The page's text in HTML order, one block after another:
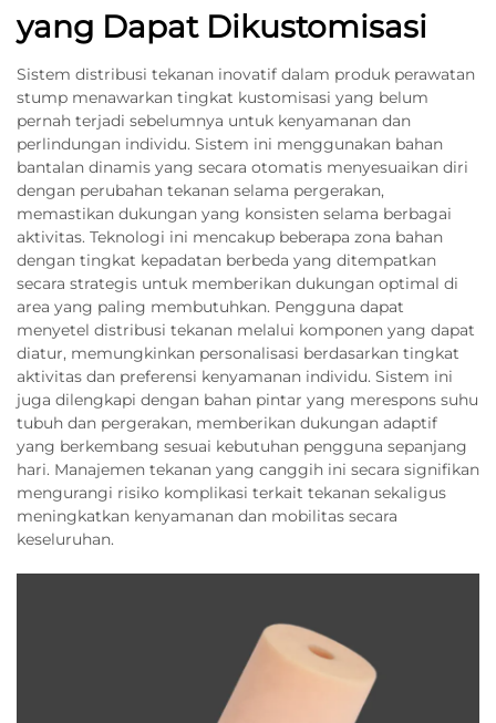
yang Dapat Dikustomisasi
Sistem distribusi tekanan inovatif dalam produk perawatan
stump menawarkan tingkat kustomisasi yang belum
pernah terjadi sebelumnya untuk kenyamanan dan
perlindungan individu. Sistem ini menggunakan bahan
bantalan dinamis yang secara otomatis menyesuaikan diri
dengan perubahan tekanan selama pergerakan,
memastikan dukungan yang konsisten selama berbagai
aktivitas. Teknologi ini mencakup beberapa zona bahan
dengan tingkat kepadatan berbeda yang ditempatkan
secara strategis untuk memberikan dukungan optimal di
area yang paling membutuhkan. Pengguna dapat
menyetel distribusi tekanan melalui komponen yang dapat
diatur, memungkinkan personalisasi berdasarkan tingkat
aktivitas dan preferensi kenyamanan individu. Sistem ini
juga dilengkapi dengan bahan pintar yang merespons suhu
tubuh dan pergerakan, memberikan dukungan adaptif
yang berkembang sesuai kebutuhan pengguna sepanjang
hari. Manajemen tekanan yang canggih ini secara signifikan
mengurangi risiko komplikasi terkait tekanan sekaligus
meningkatkan kenyamanan dan mobilitas secara
keseluruhan.